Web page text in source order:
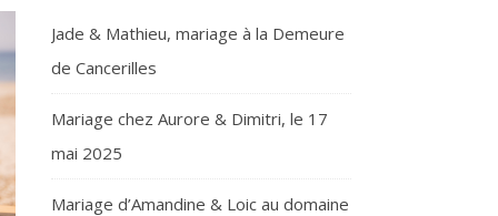
Jade & Mathieu, mariage à la Demeure
de Cancerilles
Mariage chez Aurore & Dimitri, le 17
mai 2025
Mariage d’Amandine & Loic au domaine